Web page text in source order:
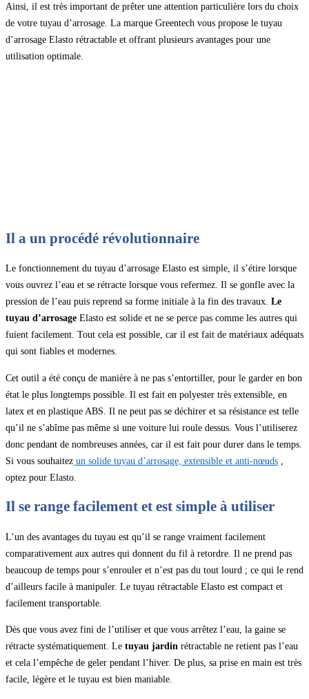
Ainsi, il est très important de prêter une attention particulière lors du choix
de votre tuyau d’arrosage. La marque Greentech vous propose le tuyau
d’arrosage Elasto rétractable et offrant plusieurs avantages pour une
utilisation optimale.
Il a un procédé révolutionnaire
Le fonctionnement du tuyau d’arrosage Elasto est simple, il s’étire lorsque
vous ouvrez l’eau et se rétracte lorsque vous refermez. Il se gonfle avec la
pression de l’eau puis reprend sa forme initiale à la fin des travaux. Le
tuyau d’arrosage Elasto est solide et ne se perce pas comme les autres qui
fuient facilement. Tout cela est possible, car il est fait de matériaux adéquats
qui sont fiables et modernes.
Cet outil a été conçu de manière à ne pas s’entortiller, pour le garder en bon
état le plus longtemps possible. Il est fait en polyester très extensible, en
latex et en plastique ABS. Il ne peut pas se déchirer et sa résistance est telle
qu’il ne s’abîme pas même si une voiture lui roule dessus. Vous l’utiliserez
donc pendant de nombreuses années, car il est fait pour durer dans le temps.
Si vous souhaitez un solide tuyau d’arrosage, extensible et anti-nœuds
optez pour Elasto.
Il se range facilement et est simple à utiliser
L’un des avantages du tuyau est qu’il se range vraiment facilement
comparativement aux autres qui donnent du fil à retordre. Il ne prend pas
beaucoup de temps pour s’enrouler et n’est pas du tout lourd ; ce qui le rend
d’ailleurs facile à manipuler. Le tuyau rétractable Elasto est compact et
facilement transportable.
Dès que vous avez fini de l’utiliser et que vous arrêtez l’eau, la gaine se
rétracte systématiquement. Le tuyau jardin rétractable ne retient pas l’eau
et cela l’empêche de geler pendant l’hiver. De plus, sa prise en main est très
facile, légère et le tuyau est bien maniable.